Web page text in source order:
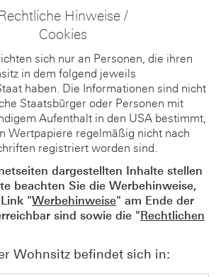
Rechtliche Hinweise /
Cookies
sich nur an Personen, die ihren
in dem folgend jeweils
haben. Die Informationen sind nicht
Staatsbürger oder Personen mit
Aufenthalt in den USA bestimmt,
Wertpapiere regelmäßig nicht nach
registriert worden sind.
dargestellten Inhalte stellen
beachten Sie die Werbehinweise,
"Werbehinweise" am Ende der
sind sowie die "Rechtlichen
Wohnsitz befindet sich in: